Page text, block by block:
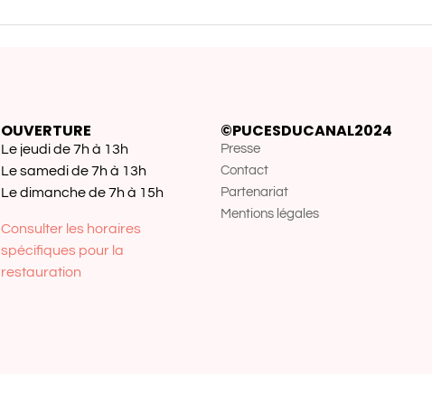
OUVERTURE
Le jeudi de 7h à 13h
Le samedi de 7h à 13h
Le dimanche de 7h à 15h
Consulter les horaires
spécifiques pour la
restauration
©PUCESDUCANAL2024
Presse
Contact
Partenariat
Mentions légales